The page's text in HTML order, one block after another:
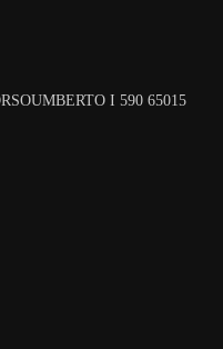
I 590 65015